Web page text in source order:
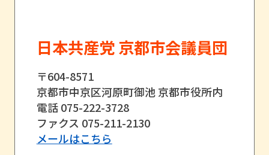
日本共産党 京都市会議員団
〒604-8571
京都市中京区河原町御池 京都市役所内
電話 075-222-3728
ファクス 075-211-2130
メールはこちら